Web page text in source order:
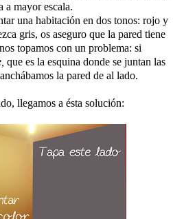
a mayor escala.
una habitación en dos tonos: rojo y
gris, os aseguro que la pared tiene
topamos con un problema: si
que es la esquina donde se juntan las
la pared de al lado.
llegamos a ésta solución: